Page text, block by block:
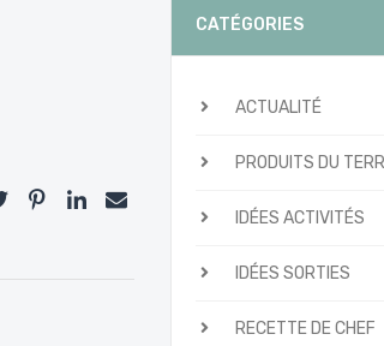
CATÉGORIES
ACTUALITÉ
PRODUITS DU
IDÉES ACTIVITÉS
IDÉES SORTIES
RECETTE DE CHEF